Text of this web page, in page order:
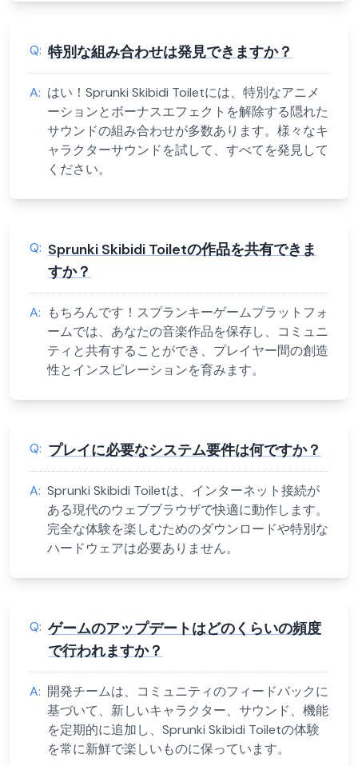
Q: 特別な組み合わせは発見できますか？
A: はい！Sprunki Skibidi Toiletには、特別なアニメ
ーションとボーナスエフェクトを解除する隠れた
サウンドの組み合わせが多数あります。様々なキ
ャラクターサウンドを試して、すべてを発見して
ください。
Q: Sprunki Skibidi Toiletの作品を共有できま
すか？
A: もちろんです！スプランキーゲームプラットフォ
ームでは、あなたの音楽作品を保存し、コミュニ
ティと共有することができ、プレイヤー間の創造
性とインスピレーションを育みます。
Q: プレイに必要なシステム要件は何ですか？
A: Sprunki Skibidi Toiletは、インターネット接続が
ある現代のウェブブラウザで快適に動作します。
完全な体験を楽しむためのダウンロードや特別な
ハードウェアは必要ありません。
Q: ゲームのアップデートはどのくらいの頻度
で行われますか？
A: 開発チームは、コミュニティのフィードバックに
基づいて、新しいキャラクター、サウンド、機能
を定期的に追加し、Sprunki Skibidi Toiletの体験
を常に新鮮で楽しいものに保っています。